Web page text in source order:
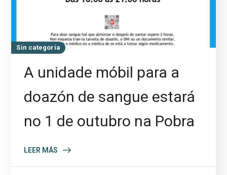
Sin categoría
A unidade móbil para a
doazón de sangue estará
no 1 de outubro na Pobra
LEER MÁS